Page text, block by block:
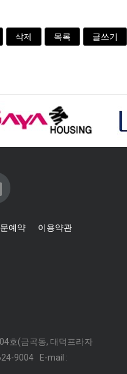
삭제 목록 글쓰기
예약
이용약관
호(금곡동, 대덕프라자
9004
E-mail :